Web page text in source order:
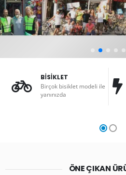
BİSİKLET
Birçok bisiklet modeli ile
yanınızda
ÖNE ÇIKAN